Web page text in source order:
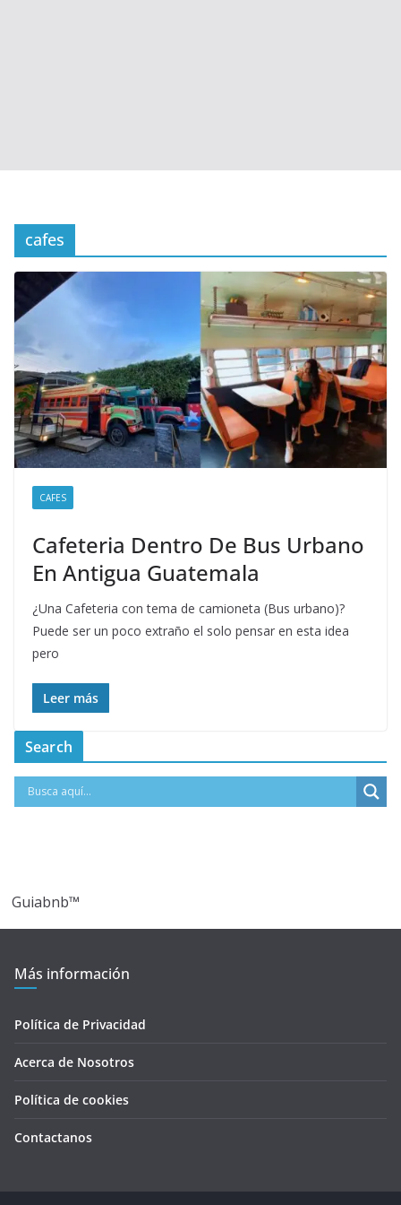
cafes
CAFES
Cafeteria Dentro De Bus Urbano
En Antigua Guatemala
¿Una Cafeteria con tema de camioneta (Bus urbano)?
Puede ser un poco extraño el solo pensar en esta idea
pero
Leer más
Search
Guiabnb™
Más información
Política de Privacidad
Acerca de Nosotros
Política de cookies
Contactanos